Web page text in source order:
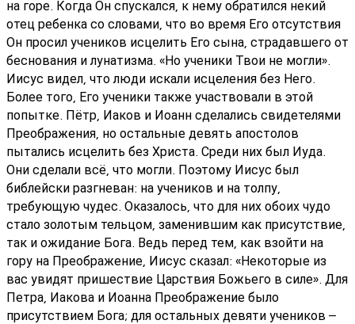
на горе. Когда Он спускался, к нему обратился некий
отец ребенка со словами, что во время Его отсутствия
Он просил учеников исцелить Его сына, страдавшего от
беснования и лунатизма. «Но ученики Твои не могли».
Иисус видел, что люди искали исцеления без Него.
Более того, Его ученики также участвовали в этой
попытке. Пётр, Иаков и Иоанн сделались свидетелями
Преображения, но остальные девять апостолов
пытались исцелить без Христа. Среди них был Иуда.
Они сделали всё, что могли. Поэтому Иисус был
библейски разгневан: на учеников и на толпу,
требующую чудес. Оказалось, что для них обоих чудо
стало золотым тельцом, заменившим как присутствие,
так и ожидание Бога. Ведь перед тем, как взойти на
гору на Преображение, Иисус сказал: «Некоторые из
вас увидят пришествие Царствия Божьего в силе». Для
Петра, Иакова и Иоанна Преображение было
присутствием Бога; для остальных девяти учеников –